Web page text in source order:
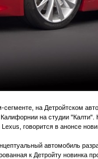
на Детройтском
на студии "Калти".
говорится в анонсе
автомобиль
к Детройту новинка